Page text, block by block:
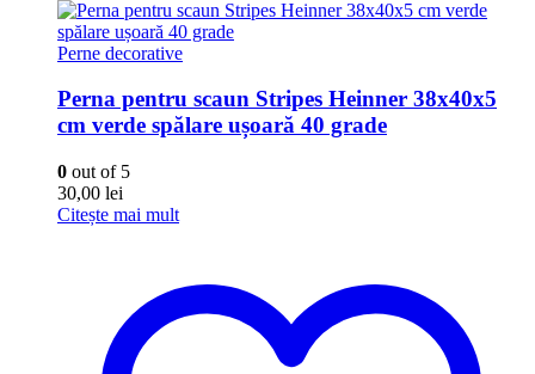
Perne decorative
Perna pentru scaun Stripes Heinner 38x40x5
cm verde spălare ușoară 40 grade
0 out of 5
30,00 lei
Citește mai mult